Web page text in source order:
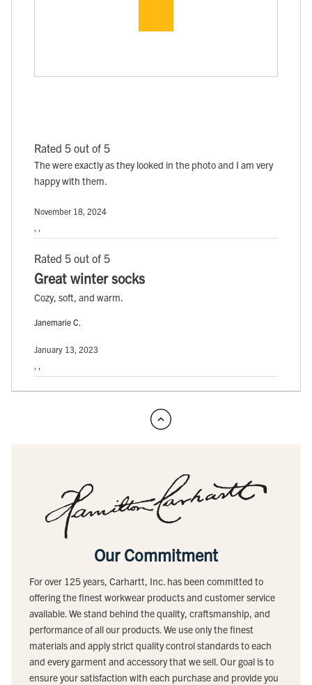
Rated 5 out of 5
The were exactly as they looked in the photo and I am very
happy with them.
November 18, 2024
Rated 5 out of 5
Great winter socks
Cozy, soft, and warm.
Janemarie C.
January 13, 2023
Our Commitment
For over 125 years, Carhartt, Inc. has been committed to
offering the finest workwear products and customer service
available. We stand behind the quality, craftsmanship, and
performance of all our products. We use only the finest
materials and apply strict quality control standards to each
and every garment and accessory that we sell. Our goal is to
ensure your satisfaction with each purchase and provide you